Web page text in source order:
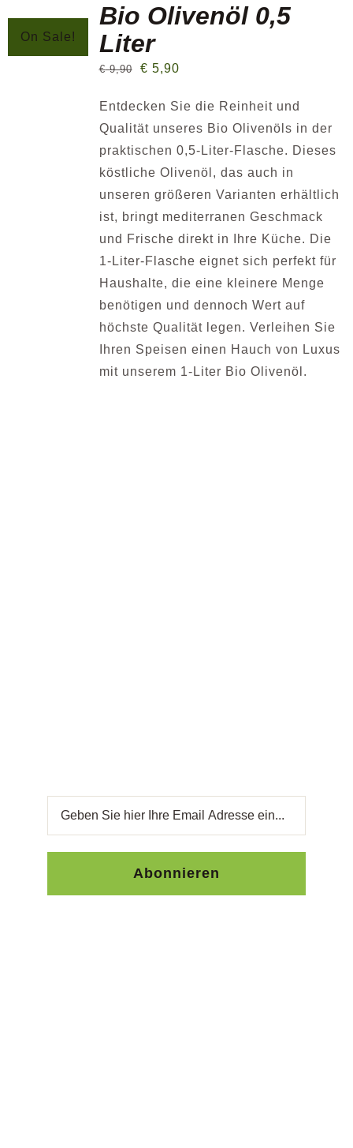
On Sale!
Bio Olivenöl 0,5
Liter
€9,90 € 5,90
Entdecken Sie die Reinheit und
Qualität unseres Bio Olivenöls in der
praktischen 0,5-Liter-Flasche. Dieses
köstliche Olivenöl, das auch in
unseren größeren Varianten erhältlich
ist, bringt mediterranen Geschmack
und Frische direkt in Ihre Küche. Die
1-Liter-Flasche eignet sich perfekt für
Haushalte, die eine kleinere Menge
benötigen und dennoch Wert auf
höchste Qualität legen. Verleihen Sie
Ihren Speisen einen Hauch von Luxus
mit unserem 1-Liter Bio Olivenöl.
Abonnieren